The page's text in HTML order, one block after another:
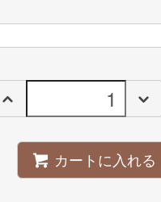
カートに入れる